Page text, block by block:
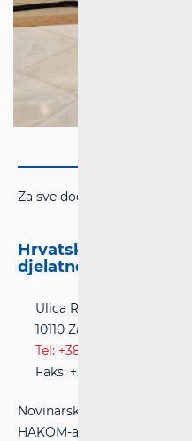
Za sve dodatne informacije
Hrvatska
djelatnosti (HAKOM)
Ulica Roberta Frangeša-
10110 Zagreb
Tel: +385(0)1 700 70 07
Faks: +385(0)1 700 70 70
Novinarski upiti postavljaju
HAKOM-a na adresi: